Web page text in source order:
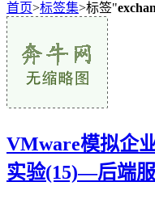
首页>标签集>标签"
VMware模拟企
实验(15)—后端